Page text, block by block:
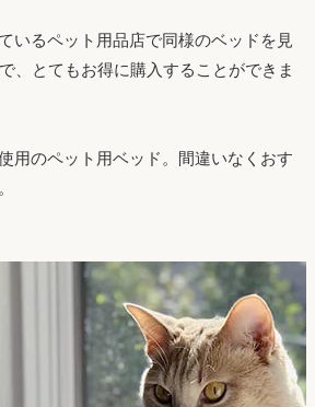
いるペット用品店で同様のベッドを見
、とてもお得に購入することができま
用のペット用ベッド。間違いなくおす